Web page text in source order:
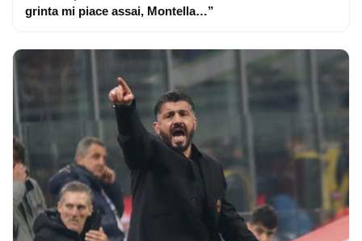
grinta mi piace assai, Montella…”